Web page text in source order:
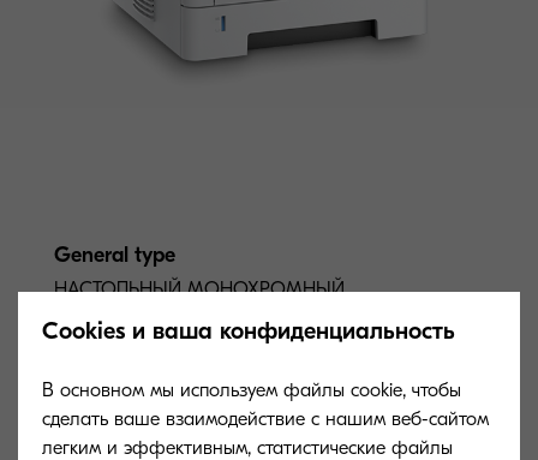
General type
НАСТОЛЬНЫЙ МОНОХРОМНЫЙ
ПРИНТЕР ФОРМАТА A4
Engine speed
До 40 страниц формата А4 в минуту
Cookies и ваша конфиденциальность
В основном мы используем файлы cookie, чтобы
сделать ваше взаимодействие с нашим веб-сайтом
легким и эффективным, статистические файлы